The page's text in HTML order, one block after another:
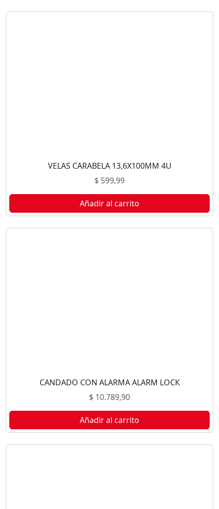
VELAS CARABELA 13,6X100MM 4U
$ 599,99
Añadir al carrito
CANDADO CON ALARMA ALARM LOCK
$ 10.789,90
Añadir al carrito